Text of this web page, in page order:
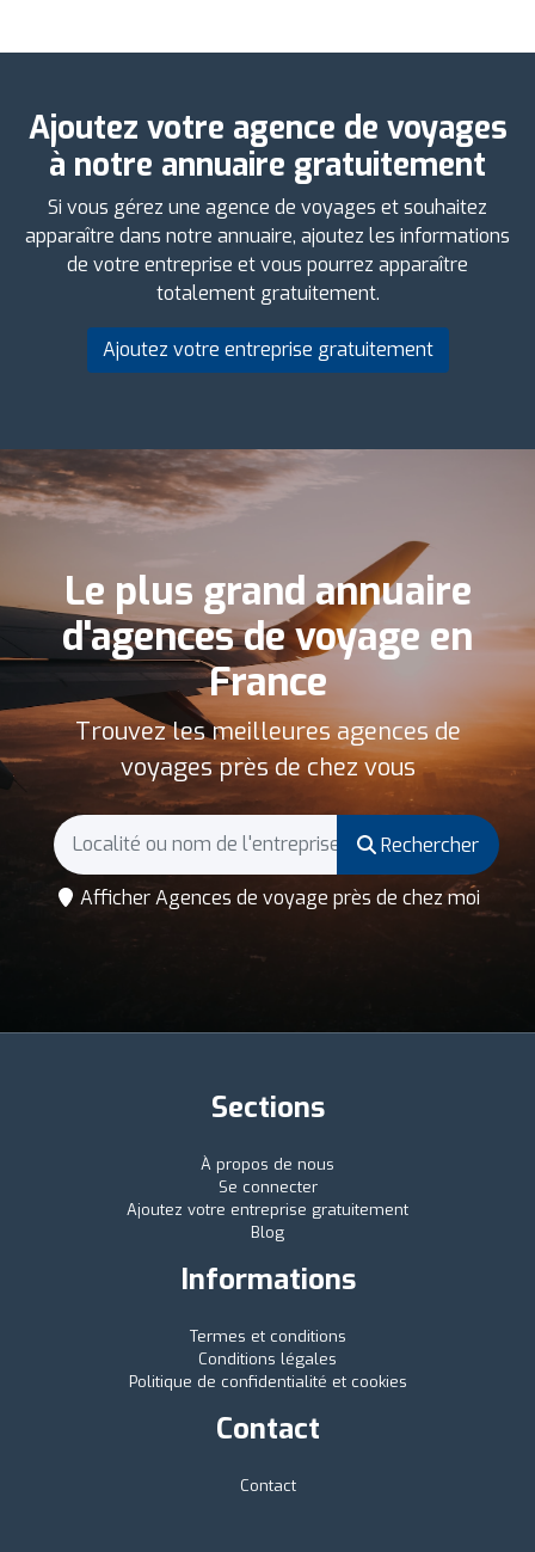
Ajoutez votre agence de voyages
à notre annuaire gratuitement
Si vous gérez une agence de voyages et souhaitez
apparaître dans notre annuaire, ajoutez les informations
de votre entreprise et vous pourrez apparaître
totalement gratuitement.
Ajoutez votre entreprise gratuitement
Le plus grand annuaire
d'agences de voyage en
France
Trouvez les meilleures agences de
voyages près de chez vous
Rechercher
Afficher Agences de voyage près de chez moi
Sections
À propos de nous
Se connecter
Ajoutez votre entreprise gratuitement
Blog
Informations
Termes et conditions
Conditions légales
Politique de confidentialité et cookies
Contact
Contact